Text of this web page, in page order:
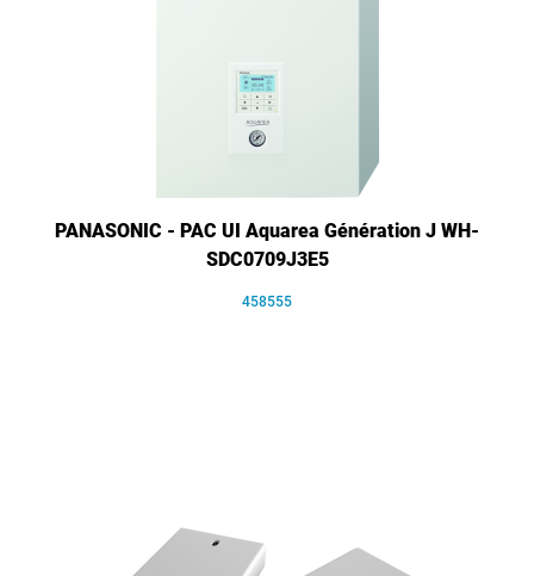
PANASONIC - PAC UI Aquarea Génération J WH-
SDC0709J3E5
458555